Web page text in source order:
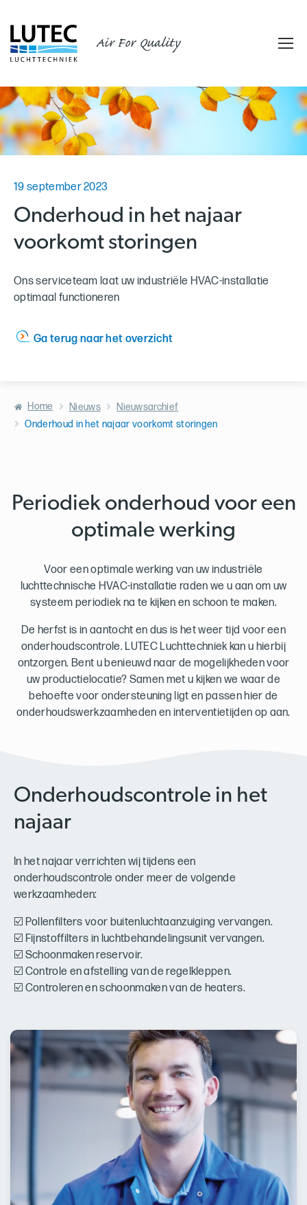
Air For Quality
19 september 2023
Onderhoud in het najaar
voorkomt storingen
Ons serviceteam laat uw industriële HVAC-installatie
optimaal functioneren
Ga terug naar het overzicht
Home Nieuws
Nieuwsarchief
Onderhoud in het najaar voorkomt storingen
Periodiek onderhoud voor een
optimale werking
Voor een optimale werking van uw industriële
luchttechnische HVAC-installatie raden we u aan om uw
systeem periodiek na te kijken en schoon te maken.
De herfst is in aantocht en dus is het weer tijd voor een
onderhoudscontrole. LUTEC Luchttechniek kan u hierbij
ontzorgen. Bent u benieuwd naar de mogelijkheden voor
uw productielocatie? Samen met u kijken we waar de
behoefte voor ondersteuning ligt en passen hier de
onderhoudswerkzaamheden en interventietijden op aan.
Onderhoudscontrole in het
najaar
In het najaar verrichten wij tijdens een
onderhoudscontrole onder meer de volgende
werkzaamheden:
☑️ Pollenfilters voor buitenluchtaanzuiging vervangen.
☑️ Fijnstoffilters in luchtbehandelingsunit vervangen.
☑️ Schoonmaken reservoir.
☑️ Controle en afstelling van de regelkleppen.
☑️ Controleren en schoonmaken van de heaters.